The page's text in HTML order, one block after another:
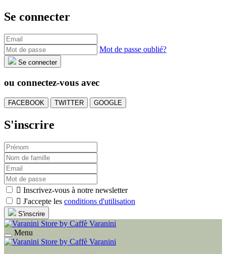
Se connecter
Mot de passe oublié?
Se connecter
ou connectez-vous avec
FACEBOOK TWITTER GOOGLE
S'inscrire
 Inscrivez-vous à notre newsletter
 J'accepte les conditions d'utilisation
S'inscrire
Menu